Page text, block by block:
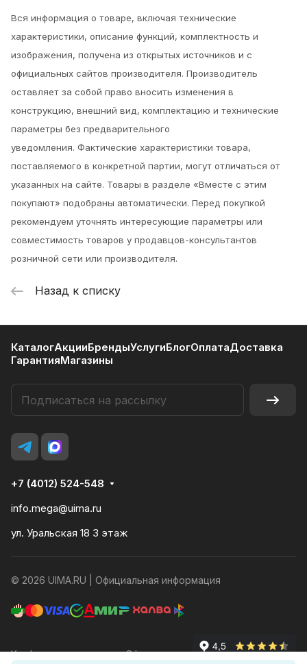
Вся информация о товаре, включая технические
характеристики, описание функций, комплектность и
изображения, получена из открытых источников и с
официальных сайтов производителя. Производитель
оставляет за собой право вносить изменения в
конструкцию, внешний вид, комплектацию и технические
параметры без предварительного
уведомления. Фактические характеристики товара,
поставляемого в конкретной партии, могут отличаться от
указанных на сайте. Товары в разделе «Вместе с этим
покупают» подобраны автоматически. Перед покупкой
рекомендуем уточнять интересующие параметры или
совместимость товаров у продавцов-консультантов
розничной сети или производителя.
Назад к списку
КаталогАкцииБрендыУслугиБлогОплатаДоставка
ГарантияМагазины
+7 (4012) 524-548
info.mega@uima.ru
ул. Уральская 18 3 этаж
© 2026 UIMA.RU | Официальная информация
Конфиденциальность Оферта